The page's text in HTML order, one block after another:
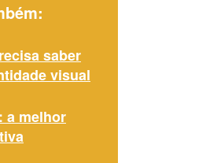
saber
visual
a melhor